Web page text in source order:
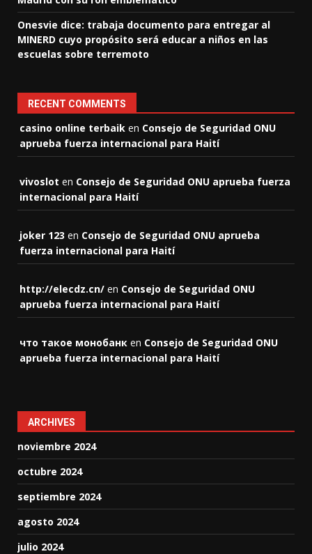
Onesvie dice: trabaja documento para entregar al
MINERD cuyo propósito será educar a niños en las
escuelas sobre terremoto
RECENT COMMENTS
casino online terbaik en Consejo de Seguridad ONU
aprueba fuerza internacional para Haití
vivoslot en Consejo de Seguridad ONU aprueba fuerza
internacional para Haití
joker 123 en Consejo de Seguridad ONU aprueba
fuerza internacional para Haití
http://elecdz.cn/ en Consejo de Seguridad ONU
aprueba fuerza internacional para Haití
что такое монобанк en Consejo de Seguridad ONU
aprueba fuerza internacional para Haití
ARCHIVES
noviembre 2024
octubre 2024
septiembre 2024
agosto 2024
julio 2024